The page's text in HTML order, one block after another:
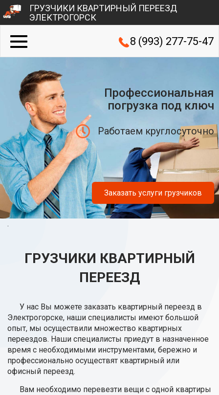
ГРУЗЧИКИ КВАРТИРНЫЙ ПЕРЕЕЗД
ЭЛЕКТРОГОРСК
8 (993) 277-75-47
Профессиональная
погрузка под ключ
Работаем круглосуточно
Заказать услуги грузчиков
.
ГРУЗЧИКИ КВАРТИРНЫЙ
ПЕРЕЕЗД
У нас Вы можете заказать квартирный переезд в
Электрогорске, наши специалисты имеют большой
опыт, мы осуществили множество квартирных
переездов. Наши специалисты приедут в назначенное
время с необходимыми инструментами, бережно и
профессионально осуществят квартирный или
офисный переезд.
Вам необходимо перевезти вещи с одной квартиры